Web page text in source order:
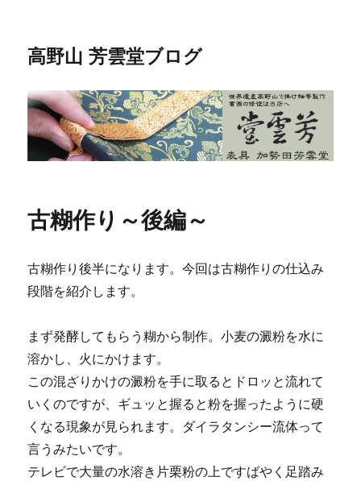
高野山 芳雲堂ブログ
古糊作り～後編～
古糊作り後半になります。今回は古糊作りの仕込み
段階を紹介します。
まず発酵してもらう糊から制作。小麦の澱粉を水に
溶かし、火にかけます。
この混ざりかけの澱粉を手に取るとドロッと流れて
いくのですが、ギュッと握ると粉を握ったように硬
くなる現象が見られます。ダイラタンシー流体って
言うみたいです。
テレビで大量の水溶き片栗粉の上ですばやく足踏み